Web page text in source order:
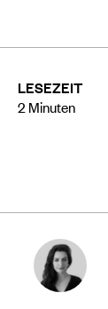
LESEZEIT
2 Minuten